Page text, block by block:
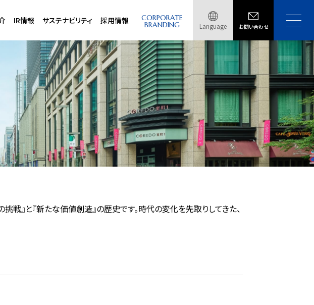
IR情報 サステナビリティ 採用情報 CORPORATE
BRANDING Language お問い合わせ
』と『新たな価値創造』の歴史です。時代の変化を先取りしてきた、